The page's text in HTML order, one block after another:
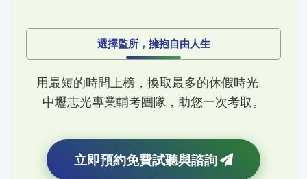
選擇監所，擁抱自由人生
用最短的時間上榜，換取最多的休假時光。
中壢志光專業輔考團隊，助您一次考取。
立即預約免費試聽與諮詢